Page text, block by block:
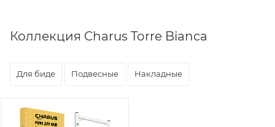
Коллекция Charus Torre Bianca
Для биде Подвесные Накладные